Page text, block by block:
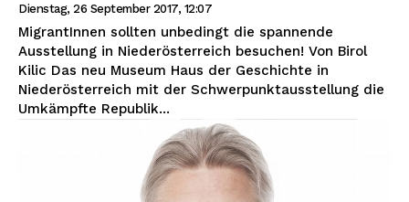
Dienstag, 26 September 2017, 12:07
MigrantInnen sollten unbedingt die spannende
Ausstellung in Niederösterreich besuchen! Von Birol
Kilic Das neu Museum Haus der Geschichte in
Niederösterreich mit der Schwerpunktausstellung die
Umkämpfte Republik...